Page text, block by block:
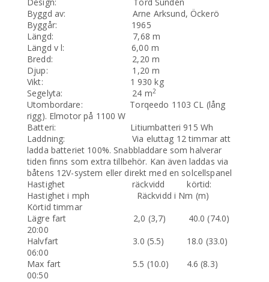
Byggd av: Arne Arksund, Öckerö
Byggår: 1965
Längd: 7,68 m
Längd v l: 6,00 m
Bredd: 2,20 m
Djup: 1,20 m
Vikt: 1 930 kg
Segelyta: 24 m2
Utombordare: Torqeedo 1103 CL (lång
rigg). Elmotor på 1100 W
Batteri: Litiumbatteri 915 Wh
Laddning: Via eluttag 12 timmar att
ladda batteriet 100%. Snabbladdare som halverar
tiden finns som extra tillbehör. Kan även laddas via
båtens 12V-system eller direkt med en solcellspanel
Hastighet räckvidd körtid:
Hastighet i mph Räckvidd i Nm (m)
Körtid timmar
Lägre fart 2,0 (3,7) 40.0 (74.0)
20:00
Halvfart 3.0 (5.5) 18.0 (33.0)
06:00
Max fart 5.5 (10.0) 4.6 (8.3)
00:50